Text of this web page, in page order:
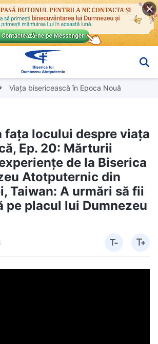
Viața bisericească în Epoca Nouă
fața locului despre viața
Ep. 20: Mărturii
de la Biserica
Atotputernic din
Taiwan: A urmări să fii
pe placul lui Dumnezeu